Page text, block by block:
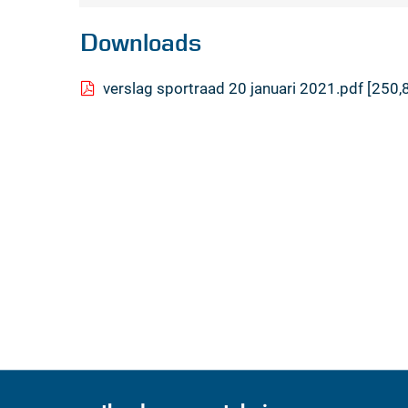
Downloads
verslag sportraad 20 januari 2021.pdf